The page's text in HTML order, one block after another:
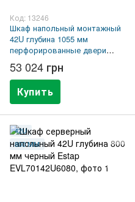
Код: 13246
Шкаф напольный монтажный
42U глубина 1055 мм
перфорированные двери
(66%) серый CMS UA-
MGSE42610MPG
53 024 грн
Купить
42U
800 ММ